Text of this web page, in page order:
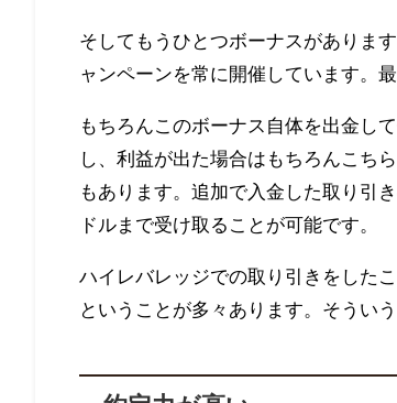
そしてもうひとつボーナスがありま
ャンペーンを常に開催しています。
もちろんこのボーナス自体を出金し
し、利益が出た場合はもちろんこち
もあります。追加で入金した取り引
ドルまで受け取ることが可能です。
ハイレバレッジでの取り引きをした
ということが多々あります。そうい